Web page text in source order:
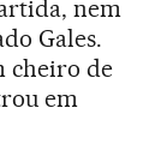
nem
Gales.
cheiro de
em